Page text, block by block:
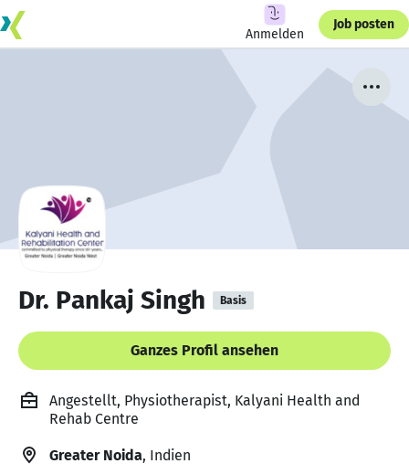
Anmelden
Job posten
Dr. Pankaj Singh Basis
Ganzes Profil ansehen
Angestellt, Physiotherapist, Kalyani Health and
Rehab Centre
Greater Noida, Indien